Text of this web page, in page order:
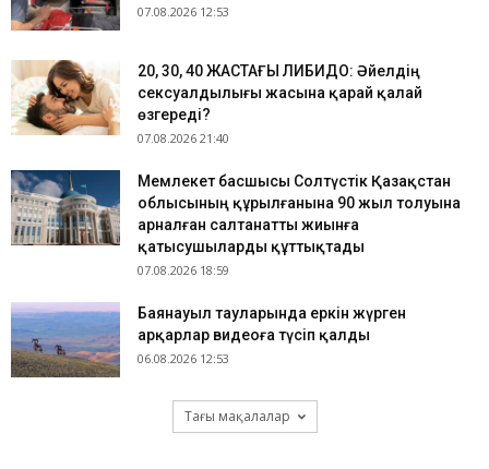
07.08.2026 12:53
​20, 30, 40 ЖАСТАҒЫ ЛИБИДО: Әйелдің
сексуалдылығы жасына қарай қалай
өзгереді?
07.08.2026 21:40
Мемлекет басшысы Солтүстік Қазақстан
облысының құрылғанына 90 жыл толуына
арналған салтанатты жиынға
қатысушыларды құттықтады
07.08.2026 18:59
Баянауыл тауларында еркін жүрген
арқарлар видеоға түсіп қалды
06.08.2026 12:53
Тағы мақалалар